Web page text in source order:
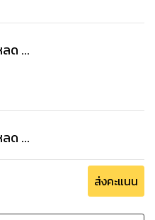
งด ...
ด ...
ส่งคะแนน